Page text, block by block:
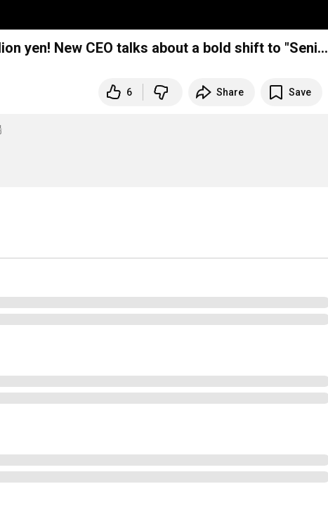
yen! New CEO talks about a bold shift to "Seni...
6 Share Save